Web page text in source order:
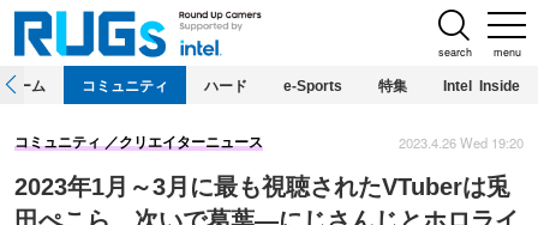
menu
search
ホーム コミュニティ ハード e-Sports 特集 Intel Inside
2023年1月～3月に最も視聴されたVTuberは兎
コミュニティ クリエイターニュース 2023.4.26 Wed 19:20